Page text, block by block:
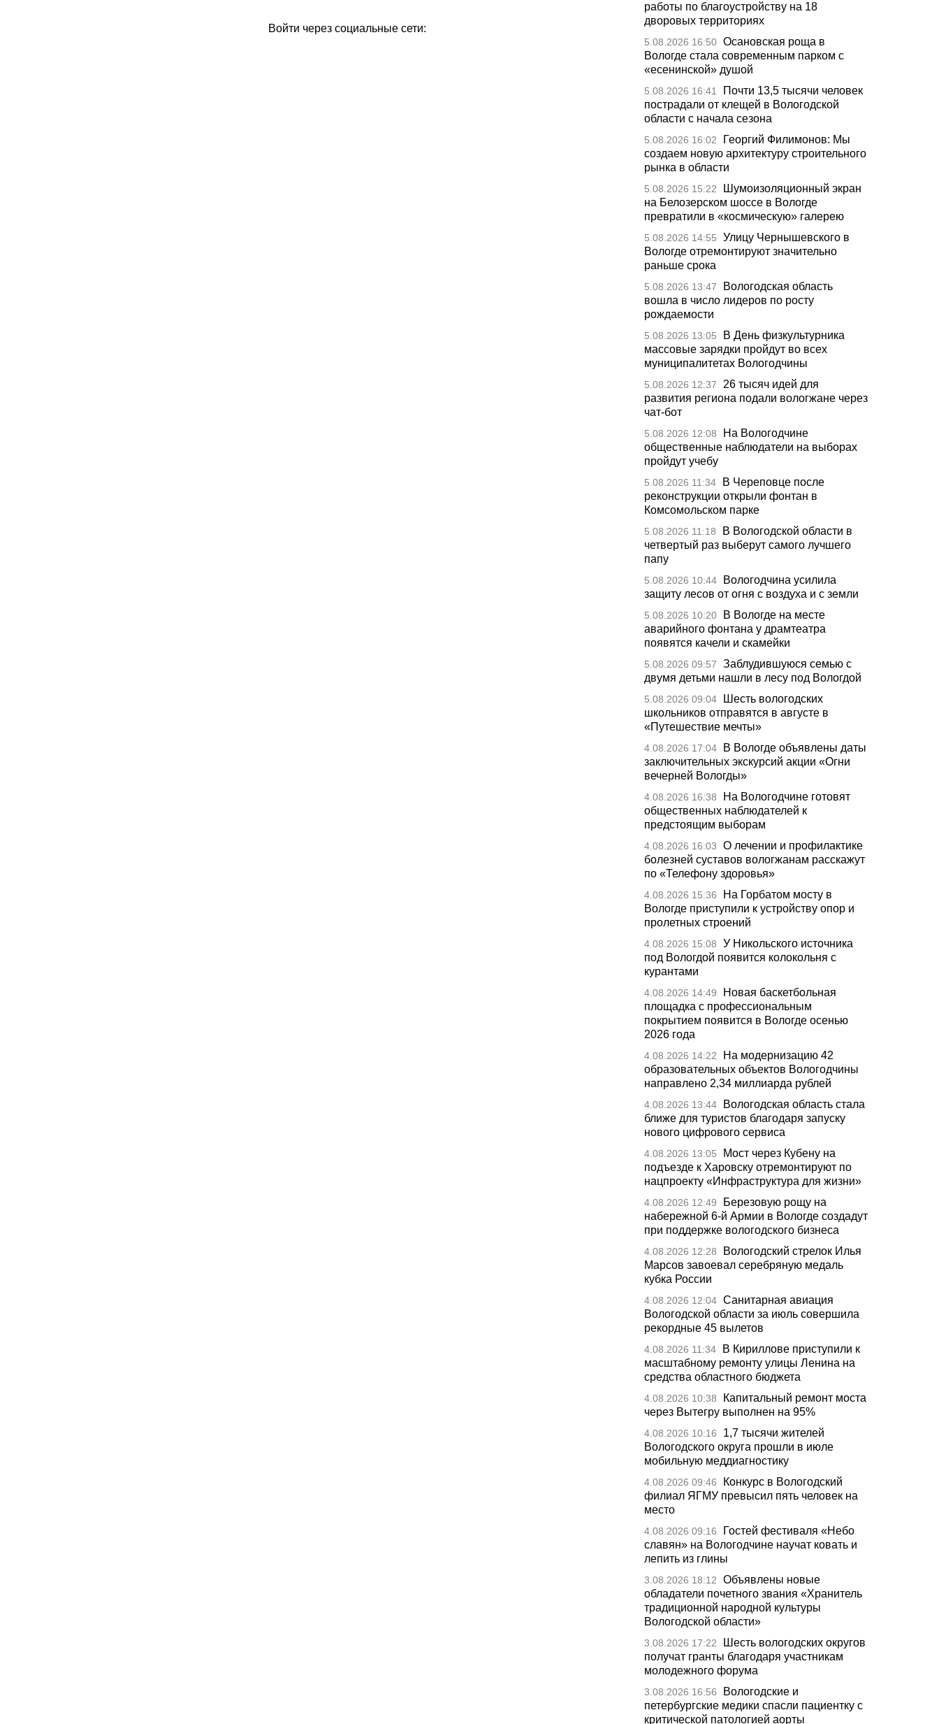
Войти через социальные сети:
работы по благоустройству на 18
дворовых территориях
5.08.2026 16:50 Осановская роща в
Вологде стала современным парком с
«есенинской» душой
5.08.2026 16:41
Почти 13,5 тысячи человек
пострадали от клещей в Вологодской
области с начала сезона
5.08.2026 16:02
Георгий Филимонов: Мы
создаем новую архитектуру строительного
рынка в области
5.08.2026 15:22
Шумоизоляционный экран
на Белозерском шоссе в Вологде
превратили в «космическую» галерею
5.08.2026 14:55
Улицу Чернышевского в
Вологде отремонтируют значительно
раньше срока
5.08.2026 13:47
Вологодская область
вошла в число лидеров по росту
рождаемости
5.08.2026 13:05
В День физкультурника
массовые зарядки пройдут во всех
муниципалитетах Вологодчины
5.08.2026 12:37
26 тысяч идей для
развития региона подали вологжане через
чат-бот
5.08.2026 12:08
На Вологодчине
общественные наблюдатели на выборах
пройдут учебу
5.08.2026 11:34
В Череповце после
реконструкции открыли фонтан в
Комсомольском парке
5.08.2026 11:18
В Вологодской области в
четвертый раз выберут самого лучшего
папу
5.08.2026 10:44
Вологодчина усилила
защиту лесов от огня с воздуха и с земли
5.08.2026 10:20
В Вологде на месте
аварийного фонтана у драмтеатра
появятся качели и скамейки
5.08.2026 09:57
Заблудившуюся семью с
двумя детьми нашли в лесу под Вологдой
5.08.2026 09:04
Шесть вологодских
школьников отправятся в августе в
«Путешествие мечты»
4.08.2026 17:04
В Вологде объявлены даты
заключительных экскурсий акции «Огни
вечерней Вологды»
4.08.2026 16:38
На Вологодчине готовят
общественных наблюдателей к
предстоящим выборам
4.08.2026 16:03
О лечении и профилактике
болезней суставов вологжанам расскажут
по «Телефону здоровья»
4.08.2026 15:36
На Горбатом мосту в
Вологде приступили к устройству опор и
пролетных строений
4.08.2026 15:08
У Никольского источника
под Вологдой появится колокольня с
курантами
4.08.2026 14:49
Новая баскетбольная
площадка с профессиональным
покрытием появится в Вологде осенью
2026 года
4.08.2026 14:22
На модернизацию 42
образовательных объектов Вологодчины
направлено 2,34 миллиарда рублей
4.08.2026 13:44
Вологодская область стала
ближе для туристов благодаря запуску
нового цифрового сервиса
4.08.2026 13:05
Мост через Кубену на
подъезде к Харовску отремонтируют по
нацпроекту «Инфраструктура для жизни»
4.08.2026 12:49
Березовую рощу на
набережной 6-й Армии в Вологде создадут
при поддержке вологодского бизнеса
4.08.2026 12:28
Вологодский стрелок Илья
Марсов завоевал серебряную медаль
кубка России
4.08.2026 12:04 Санитарная авиация
Вологодской области за июль совершила
рекордные 45 вылетов
4.08.2026 11:34
В Кириллове приступили к
масштабному ремонту улицы Ленина на
средства областного бюджета
4.08.2026 10:38
Капитальный ремонт моста
через Вытегру выполнен на 95%
4.08.2026 10:16
1,7 тысячи жителей
Вологодского округа прошли в июле
мобильную меддиагностику
4.08.2026 09:46
Конкурс в Вологодский
филиал ЯГМУ превысил пять человек на
место
4.08.2026 09:16
Гостей фестиваля «Небо
славян» на Вологодчине научат ковать и
лепить из глины
3.08.2026 18:12
Объявлены новые
обладатели почетного звания «Хранитель
традиционной народной культуры
Вологодской области»
3.08.2026 17:22
Шесть вологодских округов
получат гранты благодаря участникам
молодежного форума
3.08.2026 16:56
Вологодские и
петербургские медики спасли пациентку с
критической патологией аорты